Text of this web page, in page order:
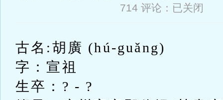
714 评论：已关闭
古名:胡廣 (hú-guǎng)
字：宣祖
生卒：? - ?